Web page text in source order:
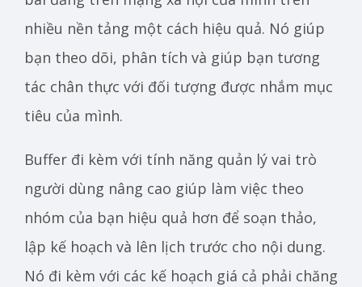
nhiều nền tảng một cách hiệu quả. Nó giúp
bạn theo dõi, phân tích và giúp bạn tương
tác chân thực với đối tượng được nhắm mục
tiêu của mình.
Buffer đi kèm với tính năng quản lý vai trò
người dùng nâng cao giúp làm việc theo
nhóm của bạn hiệu quả hơn để soạn thảo,
lập kế hoạch và lên lịch trước cho nội dung.
Nó đi kèm với các kế hoạch giá cả phải chăng